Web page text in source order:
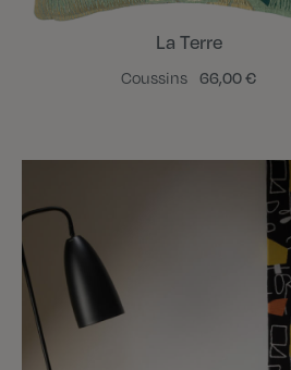
La Terre
Coussins 66,00 €